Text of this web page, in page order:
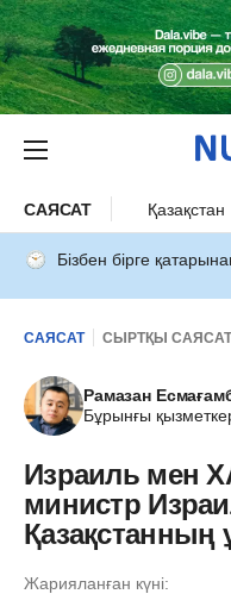
САЯСАТ Қазақстан
Бізбен бірге
САЯСАТ СЫРТҚЫ САЯСАТ
Рамазан
Бұрынғы
Израиль мен
министр
Қазақстанның
Жарияланған күні: